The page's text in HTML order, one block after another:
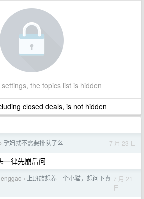
the topics list is hidden
closed deals, is not hidden
› 孕妇就不需要排队了么 7 月 23 日
一律先崩后问
›
上班族想养一个小猫，想问下真 7 月 21
日